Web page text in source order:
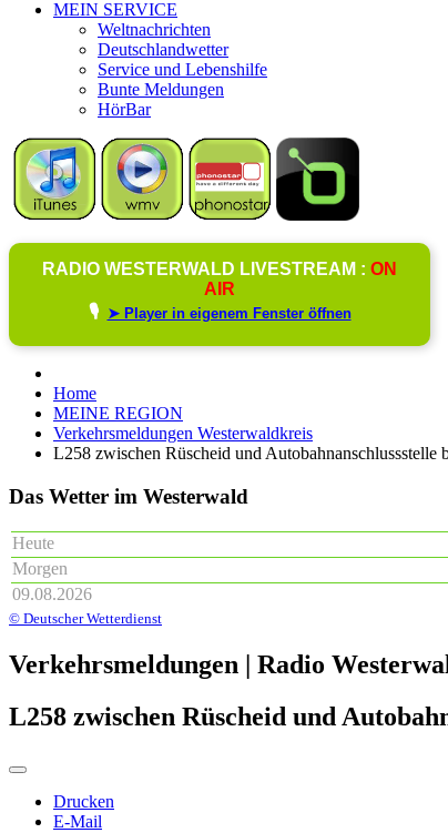
MEIN SERVICE
Weltnachrichten
Deutschlandwetter
Service und Lebenshilfe
Bunte Meldungen
HörBar
RADIO WESTERWALD LIVESTREAM : ON
AIR
🎙️ ➤ Player in eigenem Fenster öffnen
Home
MEINE REGION
Verkehrsmeldungen Westerwaldkreis
L258 zwischen Rüscheid und Autobahnanschlussstelle
Das Wetter im Westerwald
Heute
Morgen
09.08.2026
© Deutscher Wetterdienst
Verkehrsmeldungen | Radio
L258 zwischen Rüscheid und
Drucken
E-Mail